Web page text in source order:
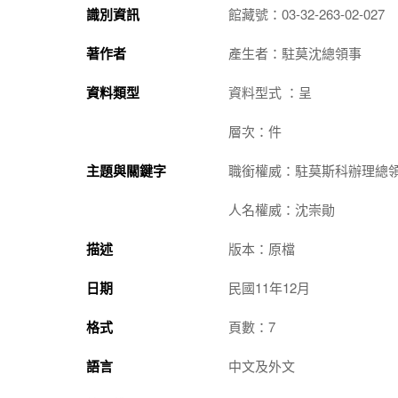
識別資訊 館藏號：03-32-263-02-027
著作者 產生者：駐莫沈總領事
資料類型 資料型式 ：呈
層次：件
主題與關鍵字 職銜權威：駐莫斯科辦理總
人名權威：沈崇勛
描述 版本：原檔
日期 民國11年12月
格式 頁數：7
語言 中文及外文